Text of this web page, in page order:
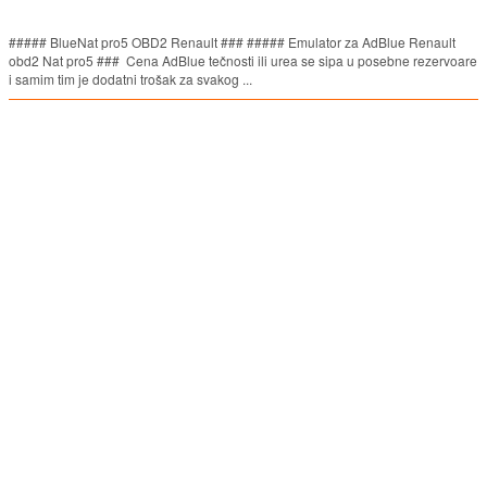
##### BlueNat pro5 OBD2 Renault ### ##### Emulator za AdBlue Renault
obd2 Nat pro5 ### Cena AdBlue tečnosti ili urea se sipa u posebne rezervoare
i samim tim je dodatni trošak za svakog ...